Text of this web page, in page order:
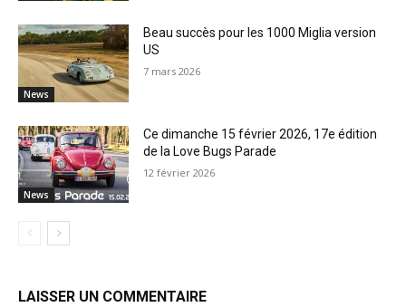
News
Beau succès pour les 1000 Miglia version
US
7 mars 2026
News
Ce dimanche 15 février 2026, 17e édition
de la Love Bugs Parade
12 février 2026
LAISSER UN COMMENTAIRE